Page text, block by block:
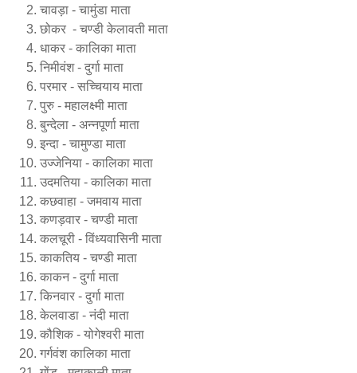
चावड़ा - चामुंडा माता
छोकर - चण्डी केलावती माता
धाकर - कालिका माता
निमीवंश - दुर्गा माता
परमार - सच्चियाय माता
पुरु - महालक्ष्मी माता
बुन्देला - अन्नपूर्णा माता
इन्दा - चामुण्डा माता
उज्जेनिया - कालिका माता
उदमतिया - कालिका माता
कछवाहा - जमवाय माता
कणड़वार - चण्डी माता
कलचूरी - विंध्यवासिनी माता
काकतिय - चण्डी माता
काकन - दुर्गा माता
किनवार - दुर्गा माता
केलवाडा - नंदी माता
कौशिक - योगेश्वरी माता
गर्गवंश कालिका माता